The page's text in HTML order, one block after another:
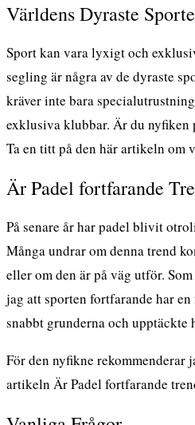
Världens Dyraste
Sport kan vara lyxigt och
segling är några av de dyraste
kräver inte bara
exklusiva klubbar. Är du nyfiken
Ta en titt på den här artikeln om
Är Padel fortfarande
På senare år har padel blivit
Många undrar om denna trend
eller om den är på väg utför.
jag att sporten fortfarande har
snabbt grunderna och
För den nyfikne rekommenderar
artikeln Är Padel fortfarande